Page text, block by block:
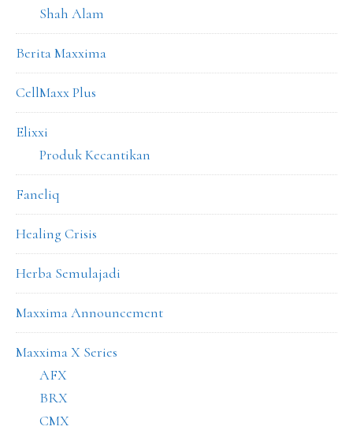
Shah Alam
Berita Maxxima
CellMaxx Plus
Elixxi
Produk Kecantikan
Faneliq
Healing Crisis
Herba Semulajadi
Maxxima Announcement
Maxxima X Series
AFX
BRX
CMX